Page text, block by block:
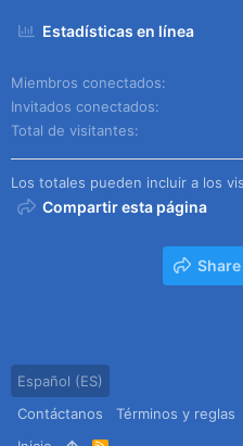
Estadísticas en línea
Miembros conectados
Invitados conectados
Total de visitantes
Los totales pueden incluir a los
Compartir esta página
Español (ES)
Contáctanos
Términos y reglas